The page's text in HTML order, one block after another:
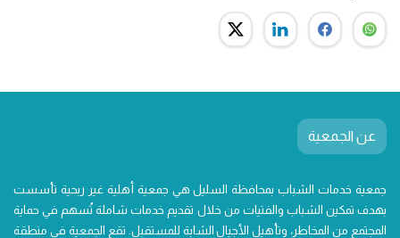
عن الجمعية
جمعية خدمات الشباب بمحافظة السليل هي جمعية أهلية غير ربحية تأسست
بهدف تمكين الشباب والفتيات من خلال تقديم خدمات شاملة تُسهم في حماية
المجتمع من المخاطر، وتأهيل الأجيال الشابة للمستقبل. تقع الجمعية في منطقة